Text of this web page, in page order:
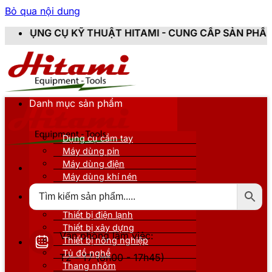
Bỏ qua nội dung
THUẬT HITAMI - CUNG CẤP SẢN PHẨM CHÍNH
Văn phòng làm việc:
T2 - T7 (8h00 - 17h45)
Danh mục sản phẩm
Dụng cụ cầm tay
Máy dùng pin
Máy dùng điện
Máy dùng khí nén
Thiết bị nâng đỡ
Thiết bị điện lạnh
Thiết bị xây dựng
Thiết bị nông nghiệp
Tủ đồ nghề
Thang nhôm